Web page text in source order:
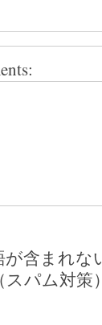
が含まれ
パム対策）